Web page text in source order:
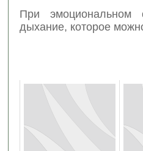
При эмоциональном
дыхание, которое